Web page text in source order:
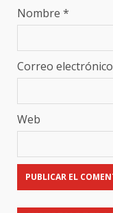
Nombre *
Correo electrónico
Web